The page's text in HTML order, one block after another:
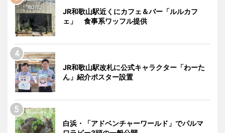
JR和歌山駅近くにカフェ＆バー「ルルカフ
ェ」 食事系ワッフル提供
JR和歌山駅改札に公式キャラクター「わーた
ん」紹介ポスター設置
白浜・「アドベンチャーワールド」でパルマ